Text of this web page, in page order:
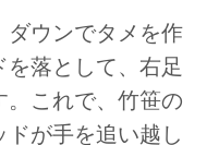
ダウンでタメを作
を落として、右足
。これで、竹笹の
ドが手を追い越し